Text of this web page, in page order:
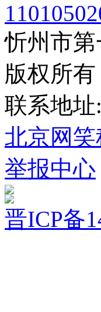
忻州市
版权所有
联系地
北京网笑
举报中心
晋ICP备